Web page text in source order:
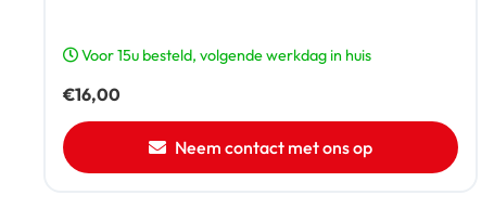
Voor 15u besteld, volgende werkdag in huis
€16,00
Neem contact met ons op